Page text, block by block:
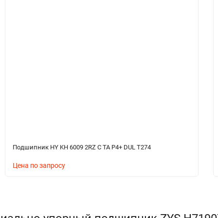
Подшипник HY KH 6009 2RZ C TA P4+ DUL T274
Цена по запросу